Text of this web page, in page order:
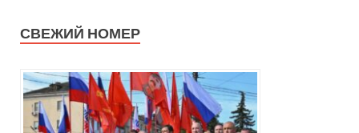
СВЕЖИЙ НОМЕР